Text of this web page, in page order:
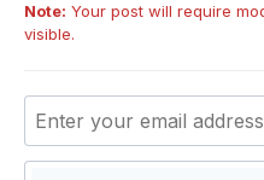
Note: Your post will require
visible.